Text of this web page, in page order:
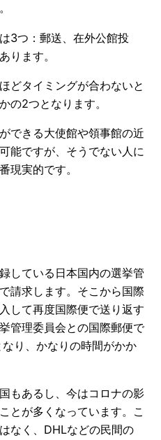
3つ：郵送、在外公館投
ります。
どタイミングが合わないと
の2つとなります。
できる大使館や領事館の近
能ですが、そうでない人に
現実的です。
している日本国内の選挙管
請求します。そこから国際
して再度国際便で送り返す
管理委員会との国際郵便で
り、かなりの時間がかか
もあるし、今はコロナの影
とが多くなっています。こ
なく、DHLなどの民間の